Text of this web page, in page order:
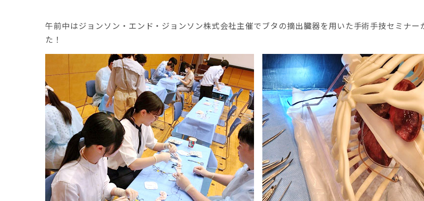
午前中はジョンソン・エンド・ジョンソン株式会社主催でブタの摘出臓器を用いた手術手技セミナ
た！